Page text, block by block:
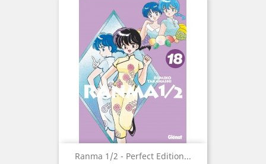
Ranma 1/2 - Perfect Edition...